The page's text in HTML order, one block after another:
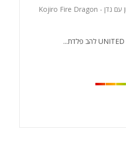
יונייטד - קוג'ירו אש הדרקון עם נדן - Kojiro Fire Dragon